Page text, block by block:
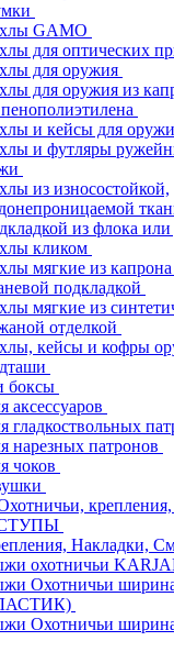
GAMO
для оптических
для оружия
для оружия из
и кейсы для
и футляры
из износостойкой,
из флока
кликом
мягкие из
подкладкой
мягкие из
отделкой
кейсы и кофры
боксы
аксессуаров
гладкоствольных
нарезных патронов
чоков
крепления,
Накладки,
охотничьи
Охотничьи
Охотничьи